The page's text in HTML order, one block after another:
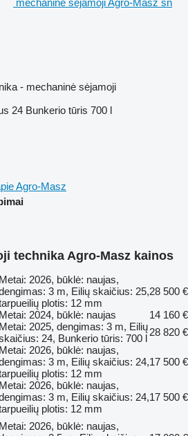
- mechaninė sėjamoji
24 Bunkerio tūris 700 l
Agro-Masz
technika Agro-Masz kainos
Metai: 2026, būklė: naujas,
3 m, Eilių skaičius: 25,
plotis: 12 mm
28 500 €
Metai: 2024, būklė: naujas
14 160 €
Metai: 2025, dengimas: 3 m, Eilių
24, Bunkerio tūris: 700 l
28 820 €
Metai: 2026, būklė: naujas,
3 m, Eilių skaičius: 24,
plotis: 12 mm
17 500 €
Metai: 2026, būklė: naujas,
3 m, Eilių skaičius: 24,
plotis: 12 mm
17 500 €
Metai: 2026, būklė: naujas,